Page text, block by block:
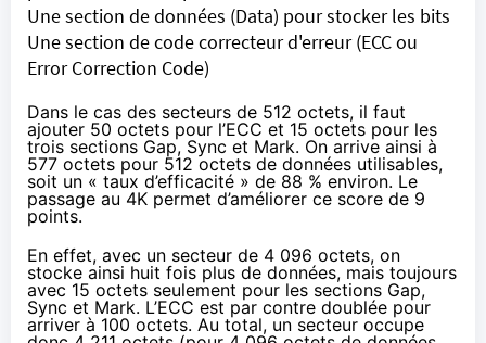
Une section de données (Data) pour stocker les bits
Une section de code correcteur d'erreur (ECC ou
Error Correction Code)
Dans le cas des secteurs de 512 octets, il faut
ajouter 50 octets pour l’ECC et 15 octets pour les
trois sections Gap, Sync et Mark. On arrive ainsi à
577 octets pour 512 octets de données utilisables,
soit un « taux d’efficacité » de 88 % environ. Le
passage au 4K permet d’améliorer ce score de 9
points.
En effet, avec un secteur de 4 096 octets, on
stocke ainsi huit fois plus de données, mais toujours
avec 15 octets seulement pour les sections Gap,
Sync et Mark. L’ECC est par contre doublée pour
arriver à 100 octets. Au total, un secteur occupe